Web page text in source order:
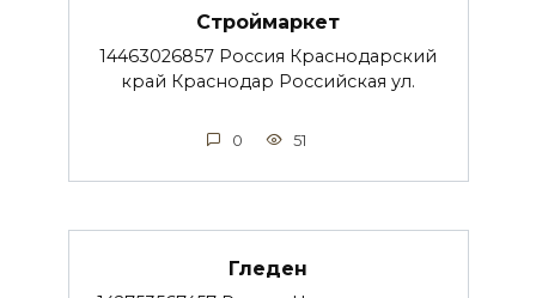
Строймаркет
14463026857 Россия Краснодарский
край Краснодар Российская ул.
0 51
Гледен